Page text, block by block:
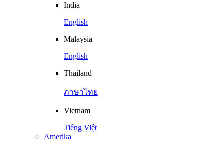
India
English
Malaysia
English
Thailand
ภาษาไทย
Vietnam
Tiếng Việt
Amerika